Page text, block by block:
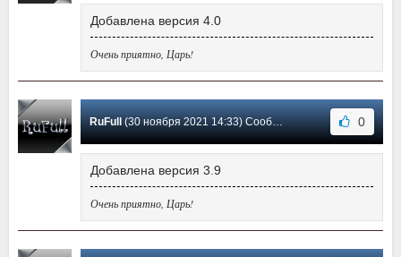
Добавлена версия 4.0
Очень приятно, Царь!
RuFull (30 ноября 2021 14:33) Сообщение #13 0
Добавлена версия 3.9
Очень приятно, Царь!